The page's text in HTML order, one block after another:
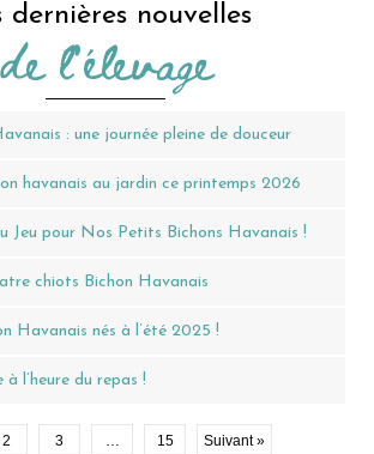
dernières nouvelles
de l'élevage
: une journée pleine de douceur
havanais au jardin ce printemps 2026
Jeu pour Nos Petits Bichons Havanais !
chiots Bichon Havanais
Havanais nés à l’été 2025 !
à l’heure du repas !
2 3 … 15 Suivant »